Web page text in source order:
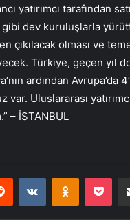
tarafından
gibi dev kuruluşlarla
çıkılacak olması ve
Türkiye, geçen yıl
ardından Avrupa’da
Uluslararası
– İSTANBUL
Reddit VKontakte